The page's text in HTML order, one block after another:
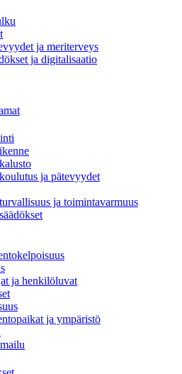
ja meriterveys
ja digitalisaatio
ja pätevyydet
ja toimintavarmuus
ja henkilöluvat
ja ympäristö